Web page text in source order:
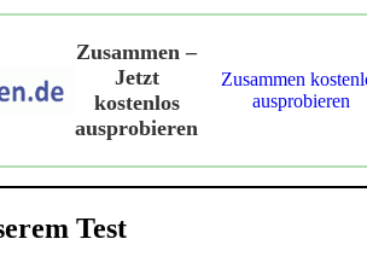
Zusammen –
Jetzt
kostenlos
ausprobieren
Zusammen
ausprobieren
Test